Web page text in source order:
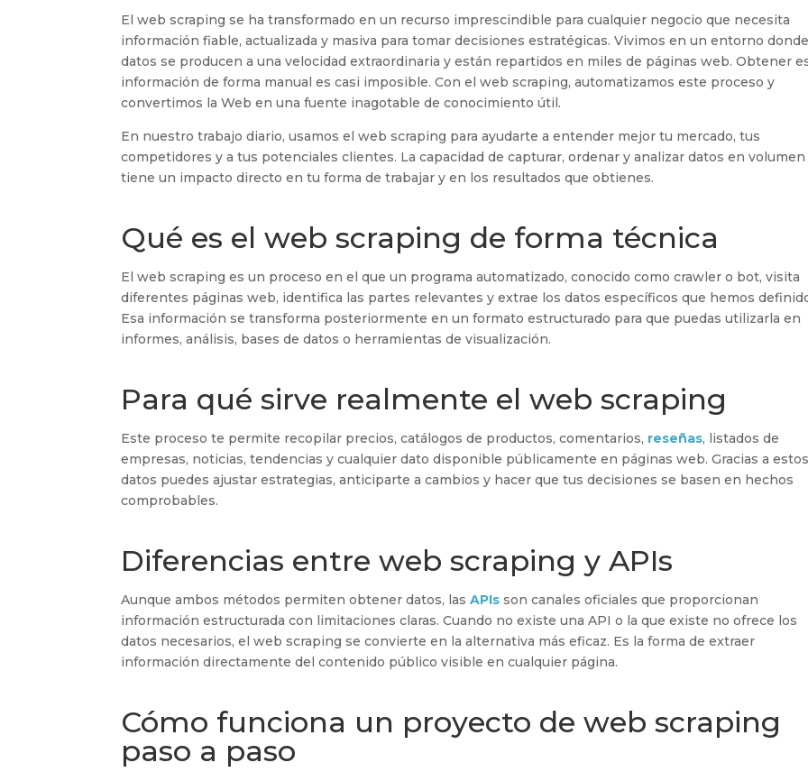
El web scraping se ha transformado en un recurso imprescindible para cualquier negocio que necesita
información fiable, actualizada y masiva para tomar decisiones estratégicas. Vivimos en un entorno
datos se producen a una velocidad extraordinaria y están repartidos en miles de páginas web. Obtener
información de forma manual es casi imposible. Con el web scraping, automatizamos este proceso y
convertimos la Web en una fuente inagotable de conocimiento útil.
En nuestro trabajo diario, usamos el web scraping para ayudarte a entender mejor tu mercado, tus
competidores y a tus potenciales clientes. La capacidad de capturar, ordenar y analizar datos en volumen
tiene un impacto directo en tu forma de trabajar y en los resultados que obtienes.
Qué es el web scraping de forma técnica
El web scraping es un proceso en el que un programa automatizado, conocido como crawler o bot, visita
diferentes páginas web, identifica las partes relevantes y extrae los datos específicos que hemos
Esa información se transforma posteriormente en un formato estructurado para que puedas utilizarla en
informes, análisis, bases de datos o herramientas de visualización.
Para qué sirve realmente el web scraping
Este proceso te permite recopilar precios, catálogos de productos, comentarios, reseñas, listados de
empresas, noticias, tendencias y cualquier dato disponible públicamente en páginas web. Gracias a
datos puedes ajustar estrategias, anticiparte a cambios y hacer que tus decisiones se basen en hechos
comprobables.
Diferencias entre web scraping y APIs
Aunque ambos métodos permiten obtener datos, lasAPIs son canales oficiales que proporcionan
información estructurada con limitaciones claras. Cuando no existe una API o la que existe no ofrece los
datos necesarios, el web scraping se convierte en la alternativa más eficaz. Es la forma de extraer
información directamente del contenido público visible en cualquier página.
Cómo funciona un proyecto de web scraping
paso a paso